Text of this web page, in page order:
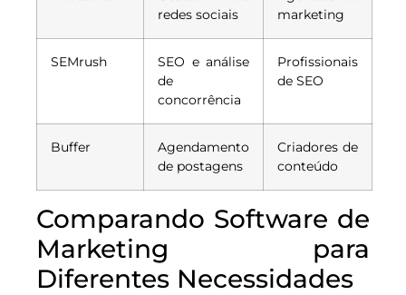
redes sociais
marketing
SEMrush
SEO e análise
de
concorrência
Profissionais
de SEO
Buffer
Agendamento
de postagens
Criadores de
conteúdo
Comparando Software de
Marketing para
Diferentes Necessidades